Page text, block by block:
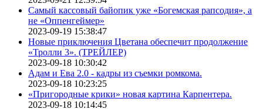
Самый кассовый байопик уже «Богемская рапсодия», а
не «Оппенгеймер»
2023-09-19 15:38:47
Новые приключения Цветана обеспечит продолжение
«Тролли 3». (ТРЕЙЛЕР)
2023-09-18 10:30:42
Адам и Ева 2.0 - кадры из съемки ромкома.
2023-09-18 10:23:25
«Пригородные крики» новая картина Карпентера.
2023-09-18 10:14:45